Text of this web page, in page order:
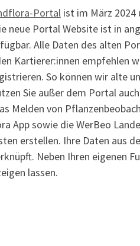
Portalist im März 2024
neue Portal Website ist in
Alle Daten des alten
Kartierer:innen empfehlen
So können wir alte
Sie außer dem Portal
Melden von
App sowie die WerBeo
erstellen. Ihre Daten aus
Neben Ihren eigenen
lassen.